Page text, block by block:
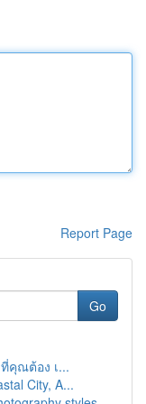
Report Page
Go
คุณต้อง เ...
City, A...